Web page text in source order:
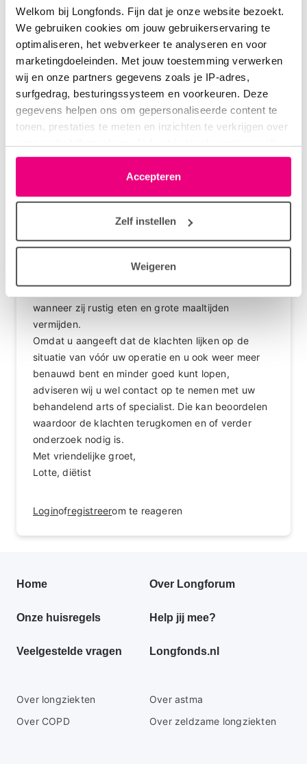
Welkom bij Longfonds. Fijn dat je onze website bezoekt.
We gebruiken cookies om jouw gebruikerservaring te
optimaliseren, het webverkeer te analyseren en voor
marketingdoeleinden. Met jouw toestemming verwerken
wij en onze partners gegevens zoals je IP-adres,
surfgedrag, besturingssysteem en voorkeuren. Deze
gegevens helpen ons om gepersonaliseerde content te
tonen, prestaties te meten en inzichten te verkrijgen over
moment wijzigen of intrekken via het cookie-icoontje
linksonder elke pagina. De lijst met partners is te vinden
in het tabblad “details”.
Accepteren
Zelf instellen
Weigeren
Login of registreerom
te reageren
Diëtist Lotte Bijker Zorgprofessional
02-06-2026 om 14:11 uur
toeneemt, waardoor u meer last krijgt van pijn, druk
op het middenrif en benauwdheid.
maken en deze vaker over de dag te verdelen.
wanneer zij rustig eten en grote maaltijden
vermijden.
Omdat u aangeeft dat de klachten lijken op de
situatie van vóór uw operatie en u ook weer meer
benauwd bent en minder goed kunt lopen,
adviseren wij u wel contact op te nemen met uw
behandelend arts of specialist. Die kan beoordelen
waardoor de klachten terugkomen en of verder
onderzoek nodig is.
Met vriendelijke groet,
Lotte, diëtist
Loginofregistreerom te reageren
Primair
menu
Home Over Longforum
Onze huisregels Help jij mee?
Veelgestelde vragen Longfonds.nl
Secundaire
footer
Over longziekten
Over astma
Over COPD
Over zeldzame longziekten